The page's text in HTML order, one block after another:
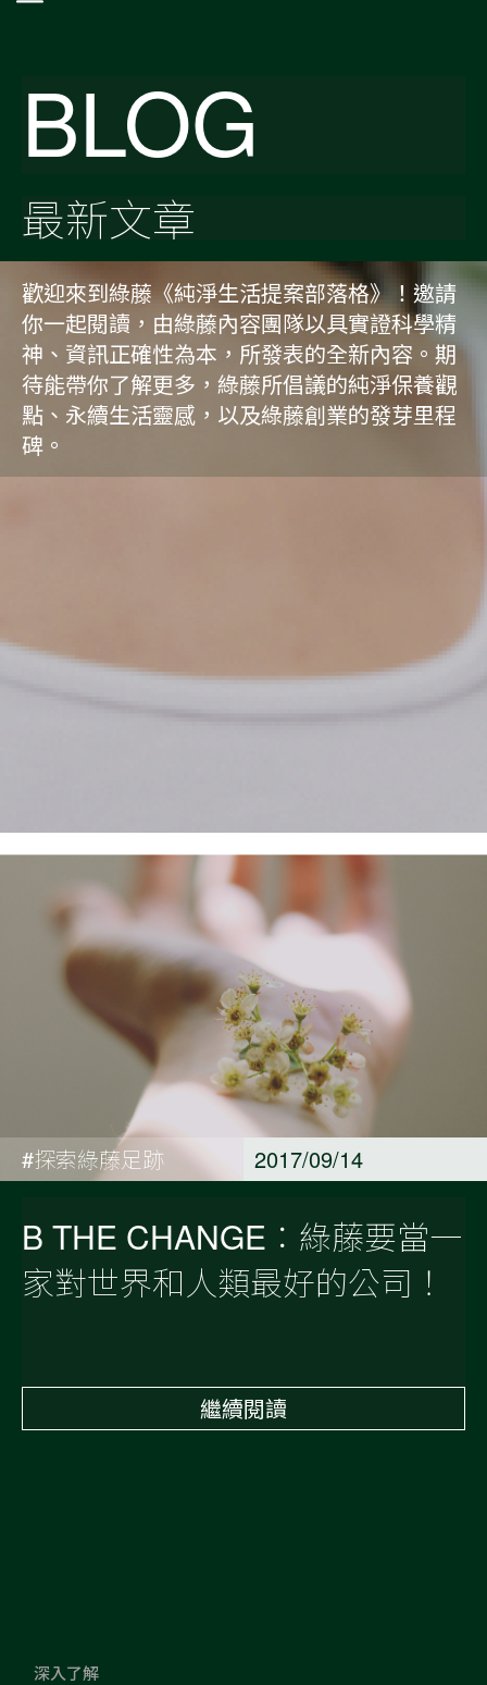
BLOG
最新文章
歡迎來到綠藤《純淨生活提案部落格》！邀請
你一起閱讀，由綠藤內容團隊以具實證科學精
神、資訊正確性為本，所發表的全新內容。期
待能帶你了解更多，綠藤所倡議的純淨保養觀
點、永續生活靈感，以及綠藤創業的發芽里程
碑。
#探索綠藤足跡 2017/09/14
B THE CHANGE：綠藤要當一
家對世界和人類最好的公司！
繼續閱讀
深入了解